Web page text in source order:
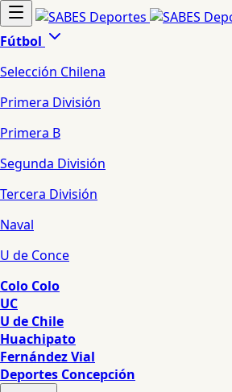
Fútbol
Selección Chilena
Primera División
Primera B
Segunda División
Tercera División
Naval
U de Conce
Colo Colo
UC
U de Chile
Huachipato
Fernández Vial
Deportes Concepción